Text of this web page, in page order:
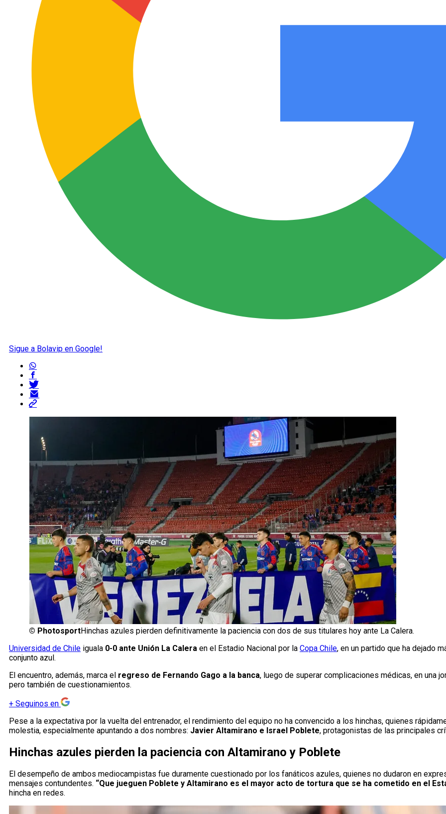
Sigue a Bolavip en Google!
© PhotosportHinchas azules pierden definitivamente la paciencia con dos de sus titulares hoy ante La Calera.
Universidad de Chile iguala 0-0 ante Unión La Calera en el Estadio Nacional por la Copa Chile, en un partido que ha dejado
conjunto azul.
El encuentro, además, marca el regreso de Fernando Gago a la banca, luego de superar complicaciones médicas, en una
pero también de cuestionamientos.
+ Seguinos en
Pese a la expectativa por la vuelta del entrenador, el rendimiento del equipo no ha convencido a los hinchas, quienes
molestia, especialmente apuntando a dos nombres: Javier Altamirano e Israel Poblete, protagonistas de las principales
Hinchas azules pierden la paciencia con Altamirano y Poblete
El desempeño de ambos mediocampistas fue duramente cuestionado por los fanáticos azules, quienes no dudaron en
mensajes contundentes. “Que jueguen Poblete y Altamirano es el mayor acto de tortura que se ha cometido en el
hincha en redes.